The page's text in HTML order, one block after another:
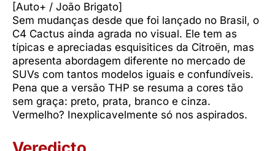
[Auto+ / João Brigato]
Sem mudanças desde que foi lançado no Brasil, o
C4 Cactus ainda agrada no visual. Ele tem as
típicas e apreciadas esquisitices da Citroën, mas
apresenta abordagem diferente no mercado de
SUVs com tantos modelos iguais e confundíveis.
Pena que a versão THP se resuma a cores tão
sem graça: preto, prata, branco e cinza.
Vermelho? Inexplicavelmente só nos aspirados.